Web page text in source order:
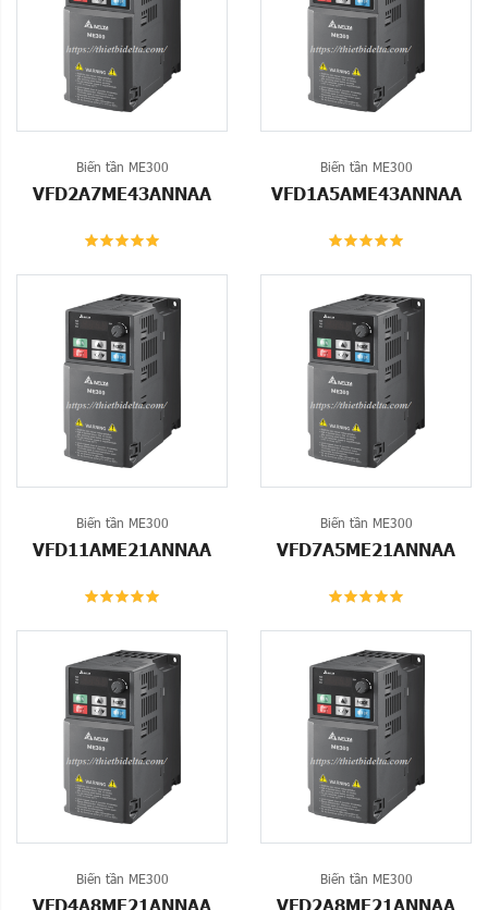
Biến tần ME300
VFD2A7ME43ANNAA
Biến tần ME300
VFD1A5AME43ANNAA
Biến tần ME300
VFD11AME21ANNAA
Biến tần ME300
VFD7A5ME21ANNAA
Biến tần ME300
VFD4A8ME21ANNAA
Biến tần ME300
VFD2A8ME21ANNAA